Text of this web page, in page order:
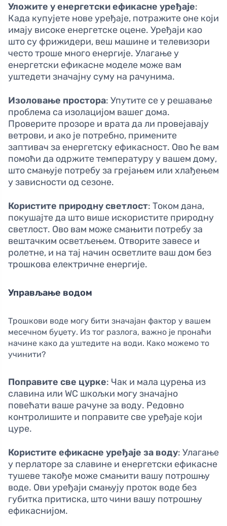
Уложите у енергетски ефикасне уређаје:
Када купујете нове уређаје, потражите оне који
имају високе енергетске оцене. Уређаји као
што су фрижидери, веш машинe и телевизори
често троше много енергије. Улагање у
енергетски ефикасне моделе може вам
уштедети значајну суму на рачунима.
Изоловање простора: Упутите се у решавање
проблема са изолацијом вашег дома.
Проверите прозоре и врата да ли провејавају
ветрови, и ако је потребно, примените
заптивач за енергетску ефикасност. Ово ће вам
помоћи да одржите температуру у вашем дому,
што смањује потребу за грејањем или хлађењем
у зависности од сезоне.
Користите природну светлост: Током дана,
покушајте да што више искористите природну
светлост. Ово вам може смањити потребу за
вештачким осветљењем. Отворите завесе и
ролетне, и на тај начин осветлите ваш дом без
трошкова електричне енергије.
Управљање водом
Трошкови воде могу бити значајан фактор у вашем
месечном буџету. Из тог разлога, важно је пронаћи
начине како да уштедите на води. Како можемо то
учинити?
Поправите све цурке: Чак и мала цурења из
славина или WC шкољки могу значајно
повећати ваше рачуне за воду. Редовно
контролишите и поправите све уређаје који
цуре.
Користите ефикасне уређаје за воду: Улагање
у перлаторe за славине и енергетски ефикасне
тушеве такође може смањити вашу потрошњу
воде. Oви уређаји смањују проток воде без
губитка притиска, што чини вашу потрошњу
ефикаснијом.